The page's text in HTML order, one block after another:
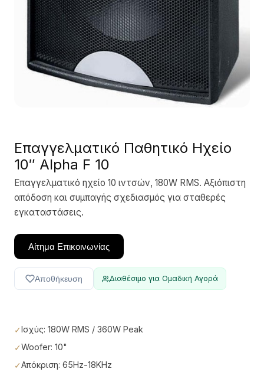
Επαγγελματικό Παθητικό Ηχείο
10″ Alpha F 10
Επαγγελματικό ηχείο 10 ιντσών, 180W RMS. Αξιόπιστη
απόδοση και συμπαγής σχεδιασμός για σταθερές
εγκαταστάσεις.
Αίτημα Επικοινωνίας
Αποθήκευση Διαθέσιμο για Ομαδική Αγορά
Ισχύς: 180W RMS / 360W Peak
Woofer: 10"
Απόκριση: 65Hz-18KHz